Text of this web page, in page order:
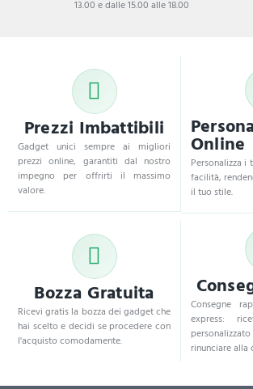
13.00 e dalle 15.00 alle 18.00
Prezzi Imbattibili
Gadget unici sempre ai migliori
prezzi online, garantiti dal nostro
impegno per offrirti il massimo
valore.
Online
Personalizza
facilità,
il tuo stile.
Bozza Gratuita
Ricevi gratis la bozza dei gadget che
hai scelto e decidi se procedere con
l'acquisto comodamente.
Consegne
express:
rinunciare alla